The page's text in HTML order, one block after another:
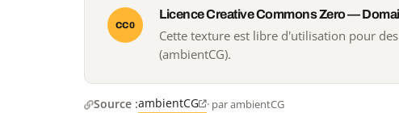
CC0
Licence Creative Commons Zero —
Cette texture est libre d'utilisation pour
(ambientCG).
Source :ambientCG · par ambientCG